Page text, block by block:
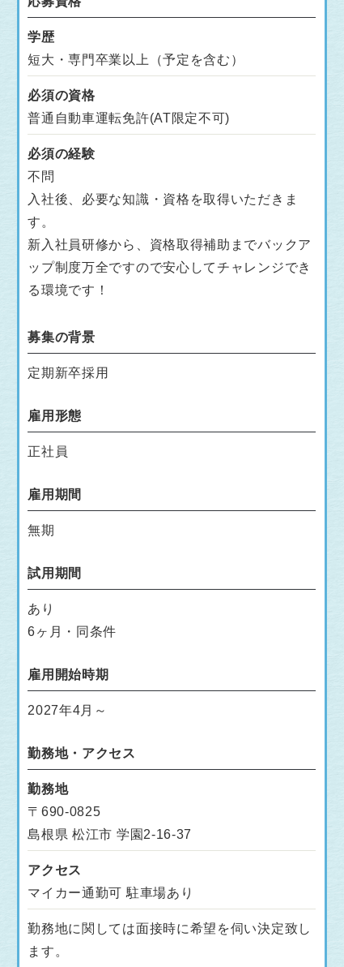
学歴
短大・専門卒業以上（予定を含む）
必須の資格
普通自動車運転免許(AT限定不可)
必須の経験
不問
入社後、必要な知識・資格を取得いただきま
す。
新入社員研修から、資格取得補助までバックア
ップ制度万全ですので安心してチャレンジでき
る環境です！
募集の背景
定期新卒採用
雇用形態
正社員
雇用期間
無期
試用期間
あり
6ヶ月・同条件
雇用開始時期
2027年4月～
勤務地・アクセス
勤務地
〒690-0825
島根県 松江市 学園2-16-37
アクセス
マイカー通勤可 駐車場あり
勤務地に関しては面接時に希望を伺い決定致し
ます。